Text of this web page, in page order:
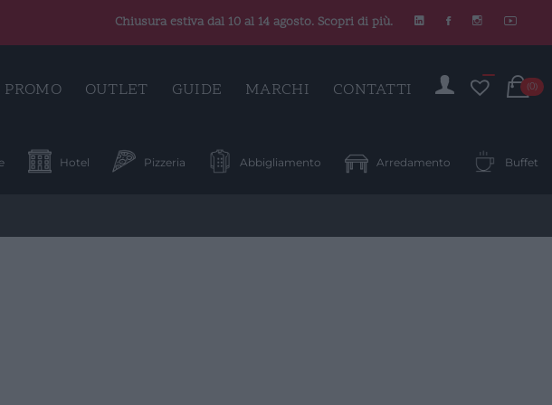
Chiusura estiva dal 10 al 14 agosto. Scopri di più.
PROMO OUTLET GUIDE MARCHI CONTATTI (0)
Hotel Pizzeria Abbigliamento Arredamento Buffet